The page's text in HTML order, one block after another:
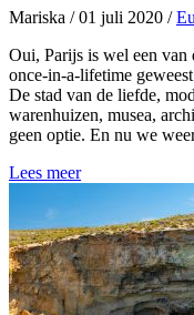
Mariska /01 juli 2020 /
Oui, Parijs is wel een van
once-in-a-lifetime
De stad van de liefde,
warenhuizen, musea,
geen optie. En nu we
Lees meer